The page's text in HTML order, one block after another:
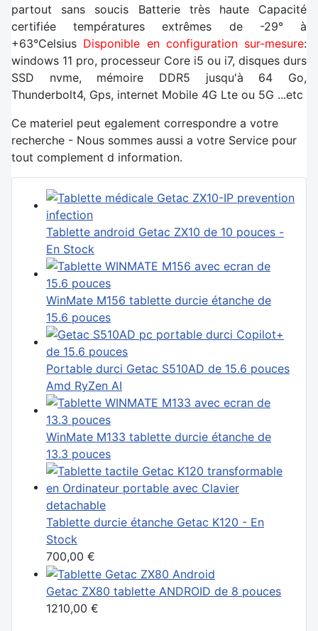
partout sans soucis Batterie très haute Capacité
certifiée températures extrêmes de -29° à
+63°Celsius Disponible en configuration sur-mesure:
windows 11 pro, processeur Core i5 ou i7, disques durs
SSD nvme, mémoire DDR5 jusqu'à 64 Go,
Thunderbolt4, Gps, internet Mobile 4G Lte ou 5G ...etc
Ce materiel peut egalement correspondre a votre
recherche - Nous sommes aussi a votre Service pour
tout complement d information.
Tablette android Getac ZX10 de 10 pouces -
En Stock
WinMate M156 tablette durcie étanche de
15.6 pouces
Portable durci Getac S510AD de 15.6 pouces
Amd RyZen AI
WinMate M133 tablette durcie étanche de
13.3 pouces
Tablette durcie étanche Getac K120 - En
Stock
700,00 €
Getac ZX80 tablette ANDROID de 8 pouces
1210,00 €